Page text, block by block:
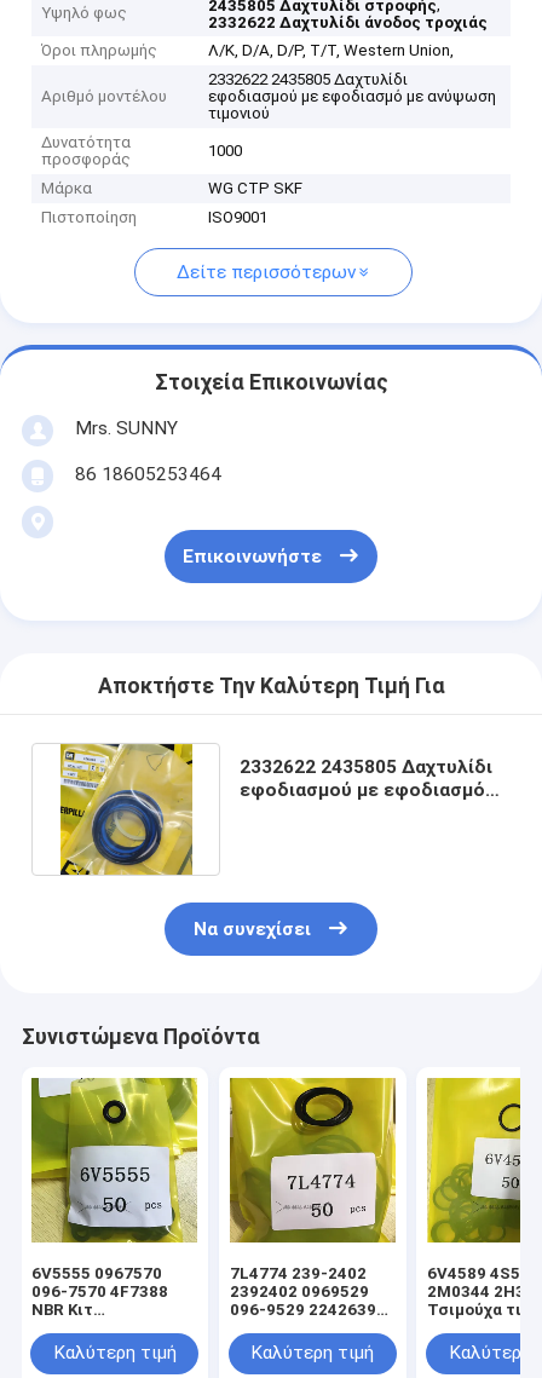
Υψηλό φως 2435805 Δαχτυλίδι στροφής,
2332622 Δαχτυλίδι άνοδος τροχιάς
Όροι πληρωμής
Λ/Κ, D/A, D/P, T/T, Western Union,
Αριθμό μοντέλου
2332622 2435805 Δαχτυλίδι
εφοδιασμού με εφοδιασμό με ανύψωση
τιμονιού
Δυνατότητα
προσφοράς
1000
Μάρκα
WG CTP SKF
Πιστοποίηση
ISO9001
Δείτε περισσότερων
Στοιχεία Επικοινωνίας
Mrs. SUNNY
86 18605253464
Επικοινωνήστε
Αποκτήστε Την Καλύτερη Τιμή Για
2332622 2435805 Δαχτυλίδι
εφοδιασμού με εφοδιασμό
Να συνεχίσει
Συνιστώμενα Προϊόντα
6V5555 0967570
096-7570 4F7388
NBR Κιτ
υδραυλικού
κυλίνδρου φορτωτή
Καλύτερη τιμή
7L4774 239-2402
2392402 0969529
096-9529 2242639
στεγανοποίησης
υδραυλικού
Καλύτερη τιμή
6V4589
2M0344
Τσιμούχα
κυλίνδρου
ανύψωσης
Καλύτερη